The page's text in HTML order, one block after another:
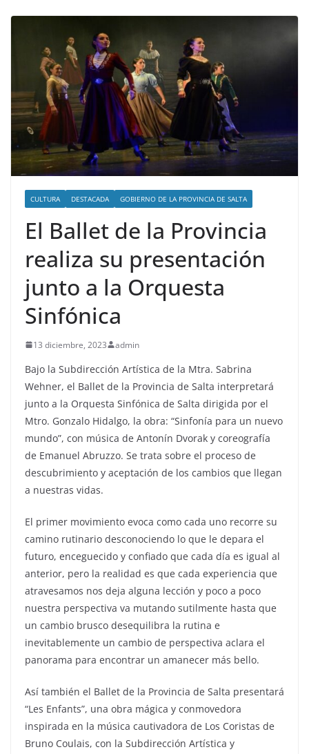
CULTURA DESTACADA GOBIERNO DE LA PROVINCIA DE SALTA
El Ballet de la Provincia
realiza su presentación
junto a la Orquesta
Sinfónica
13 diciembre, 2023 admin
Bajo la Subdirección Artística de la Mtra. Sabrina
Wehner, el Ballet de la Provincia de Salta interpretará
junto a la Orquesta Sinfónica de Salta dirigida por el
Mtro. Gonzalo Hidalgo, la obra: “Sinfonía para un nuevo
mundo”, con música de Antonín Dvorak y coreografía
de Emanuel Abruzzo. Se trata sobre el proceso de
descubrimiento y aceptación de los cambios que llegan
a nuestras vidas.
El primer movimiento evoca como cada uno recorre su
camino rutinario desconociendo lo que le depara el
futuro, enceguecido y confiado que cada día es igual al
anterior, pero la realidad es que cada experiencia que
atravesamos nos deja alguna lección y poco a poco
nuestra perspectiva va mutando sutilmente hasta que
un cambio brusco desequilibra la rutina e
inevitablemente un cambio de perspectiva aclara el
panorama para encontrar un amanecer más bello.
Así también el Ballet de la Provincia de Salta presentará
“Les Enfants”, una obra mágica y conmovedora
inspirada en la música cautivadora de Los Coristas de
Bruno Coulais, con la Subdirección Artística y